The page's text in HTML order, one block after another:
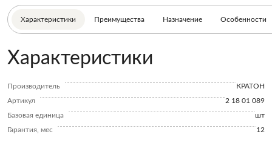
Характеристики Преимущества Назначение Особенности
Характеристики
Производитель
КРАТОН
Артикул
2 18 01 089
Базовая единица
шт
Гарантия, мес
12